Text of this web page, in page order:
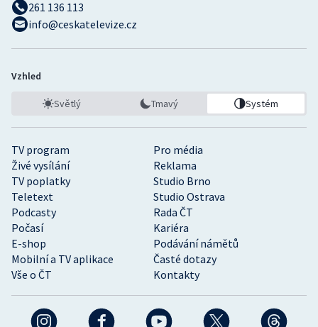
TV program
Pro média
Živé vysílání
Reklama
TV poplatky
Studio Brno
Teletext
Studio Ostrava
Podcasty
Rada ČT
Počasí
Kariéra
E-shop
Podávání námětů
Mobilní a TV aplikace
Časté dotazy
Vše o ČT
Kontakty
261 136 113
info@ceskatelevize.cz
Vzhled
Světlý Tmavý Systém